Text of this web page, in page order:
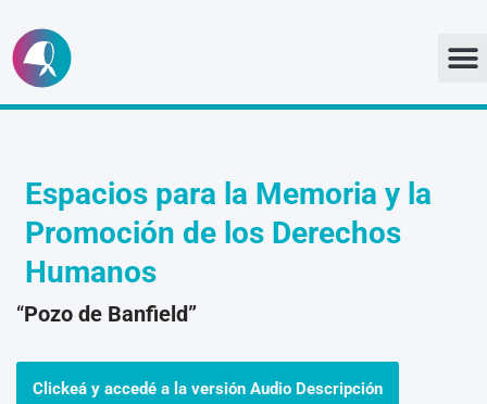
Ir
al
Espacios para la Memoria y la
Promoción de los Derechos
Humanos
“Pozo de Banfield”
Clickeá y accedé a la versión Audio Descripción